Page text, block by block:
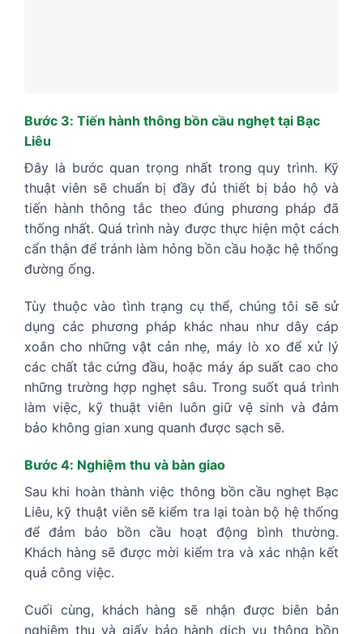
Bước 3: Tiến hành thông bồn cầu nghẹt tại Bạc
Liêu
Đây là bước quan trọng nhất trong quy trình. Kỹ
thuật viên sẽ chuẩn bị đầy đủ thiết bị bảo hộ và
tiến hành thông tắc theo đúng phương pháp đã
thống nhất. Quá trình này được thực hiện một cách
cẩn thận để tránh làm hỏng bồn cầu hoặc hệ thống
đường ống.
Tùy thuộc vào tình trạng cụ thể, chúng tôi sẽ sử
dụng các phương pháp khác nhau như dây cáp
xoắn cho những vật cản nhẹ, máy lò xo để xử lý
các chất tắc cứng đầu, hoặc máy áp suất cao cho
những trường hợp nghẹt sâu. Trong suốt quá trình
làm việc, kỹ thuật viên luôn giữ vệ sinh và đảm
bảo không gian xung quanh được sạch sẽ.
Bước 4: Nghiệm thu và bàn giao
Sau khi hoàn thành việc thông bồn cầu nghẹt Bạc
Liêu, kỹ thuật viên sẽ kiểm tra lại toàn bộ hệ thống
để đảm bảo bồn cầu hoạt động bình thường.
Khách hàng sẽ được mời kiểm tra và xác nhận kết
quả công việc.
Cuối cùng, khách hàng sẽ nhận được biên bản
nghiệm thu và giấy bảo hành dịch vụ thông bồn